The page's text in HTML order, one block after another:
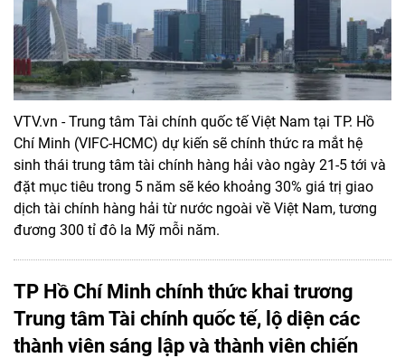
VTV.vn - Trung tâm Tài chính quốc tế Việt Nam tại TP. Hồ
Chí Minh (VIFC-HCMC) dự kiến sẽ chính thức ra mắt hệ
sinh thái trung tâm tài chính hàng hải vào ngày 21-5 tới và
đặt mục tiêu trong 5 năm sẽ kéo khoảng 30% giá trị giao
dịch tài chính hàng hải từ nước ngoài về Việt Nam, tương
đương 300 tỉ đô la Mỹ mỗi năm.
TP Hồ Chí Minh chính thức khai trương
Trung tâm Tài chính quốc tế, lộ diện các
thành viên sáng lập và thành viên chiến